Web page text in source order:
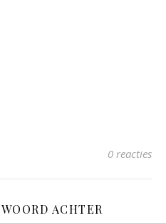
0 reacties
ACHTER